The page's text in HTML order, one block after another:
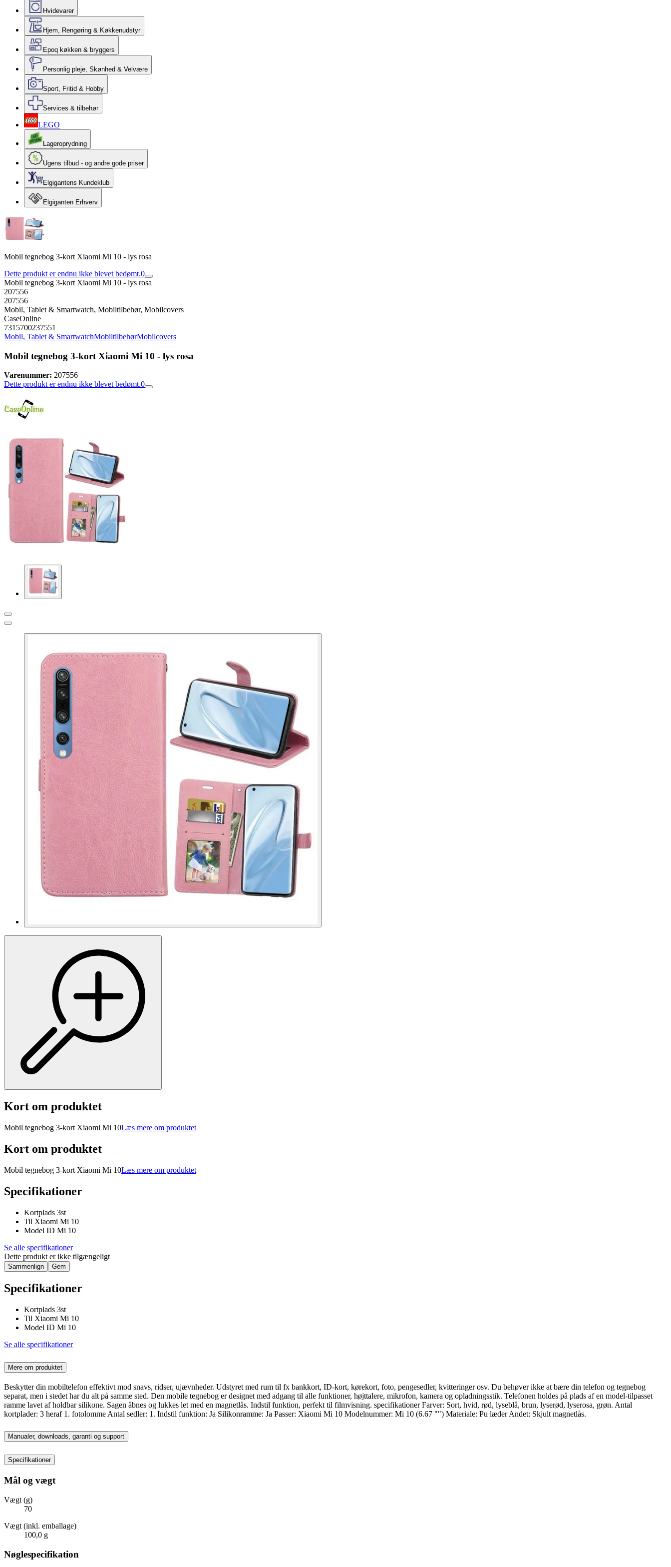
Hvidevarer
Hjem, Rengøring & Køkkenudstyr
Epoq køkken & bryggers
Personlig pleje, Skønhed & Velvære
Sport, Fritid & Hobby
Services & tilbehør
LEGO
Lageroprydning
Ugens tilbud - og andre gode priser
Elgigantens Kundeklub
Elgiganten Erhverv
Mobil tegnebog 3-kort Xiaomi Mi 10 - lys rosa
Dette produkt er endnu ikke blevet bedømt.0
Mobil tegnebog 3-kort Xiaomi Mi 10 - lys rosa
207556
207556
Mobil, Tablet & Smartwatch, Mobiltilbehør, Mobilcovers
CaseOnline
7315700237551
Mobil, Tablet & SmartwatchMobiltilbehørMobilcovers
Mobil tegnebog 3-kort Xiaomi Mi 10 - lys rosa
Varenummer: 207556
Dette produkt er endnu ikke blevet bedømt.0
Kort om produktet
Mobil tegnebog 3-kort Xiaomi Mi 10Læs mere om produktet
Kort om produktet
Mobil tegnebog 3-kort Xiaomi Mi 10Læs mere om produktet
Specifikationer
Kortplads 3st
Til Xiaomi Mi 10
Model ID Mi 10
Se alle specifikationer
Dette produkt er ikke tilgængeligt
Sammenlign Gem
Specifikationer
Kortplads 3st
Til Xiaomi Mi 10
Model ID Mi 10
Se alle specifikationer
Mere om produktet
Beskytter din mobiltelefon effektivt mod snavs, ridser, ujævnheder. Udstyret med rum til fx bankkort, ID-kort, kørekort, foto, pengesedler, kvitteringer osv. Du behøver ikke at bære din telefon og tegnebog
separat, men i stedet har du alt på samme sted. Den mobile tegnebog er designet med adgang til alle funktioner, højttalere, mikrofon, kamera og opladningsstik. Telefonen holdes på plads af en model-tilpasset
ramme lavet af holdbar silikone. Sagen åbnes og lukkes let med en magnetlås. Indstil funktion, perfekt til filmvisning. specifikationer Farver: Sort, hvid, rød, lyseblå, brun, lyserød, lyserosa, grøn. Antal
kortplader: 3 heraf 1. fotolomme Antal sedler: 1. Indstil funktion: Ja Silikonramme: Ja Passer: Xiaomi Mi 10 Modelnummer: Mi 10 (6.67 "") Materiale: Pu læder Andet: Skjult magnetlås.
Manualer, downloads, garanti og support
Specifikationer
Mål og vægt
Vægt (g)
70
Vægt (inkl. emballage)
100,0 g
Nøglespecifikation